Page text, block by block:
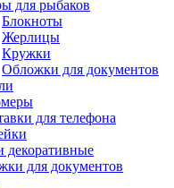
для рыбаков
Блокноты
Жерлицы
Кружки
Обложки для документов
для телефона
декоративные
для документов